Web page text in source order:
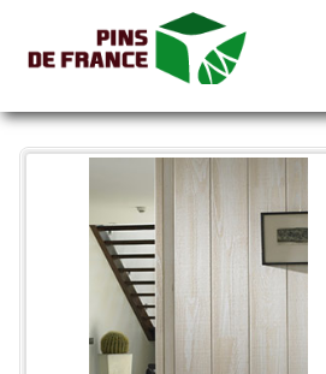
Toutes les photos